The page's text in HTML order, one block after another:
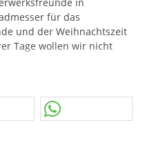
für das
und der Weihnachtszeit
Tage wollen wir nicht
festhalten was wir
lieben.